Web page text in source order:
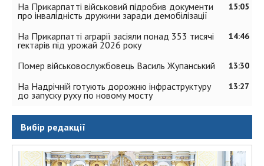
15:05
На Прикарпатті військовий підробив документи
про інвалідність дружини заради демобілізації
14:46
На Прикарпатті аграрії засіяли понад 353 тисячі
гектарів під урожай 2026 року
13:30
Помер військовослужбовець Василь Жупанський
13:27
На Надрічній готують дорожню інфраструктуру
до запуску руху по новому мосту
Вибір редакції